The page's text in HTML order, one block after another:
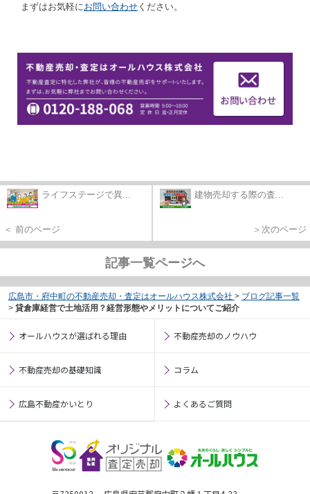
まずはお気軽に お問い合わせ ください。
ライフステージで異...
＜ 前のページ
建物売却する際の査...
＞次のページ
記事一覧ページへ
広島市・府中町の不動産売却・査定はオールハウス株式会社 > ブログ記事一覧
> 貸倉庫経営で土地活用？経営形態やメリットについてご紹介
オールハウスが選ばれる理由 不動産売却のノウハウ
不動産売却の基礎知識 コラム
広島不動産かいとり よくあるご質問